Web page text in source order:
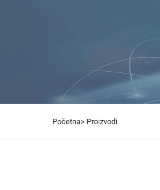
Početna> Proizvodi